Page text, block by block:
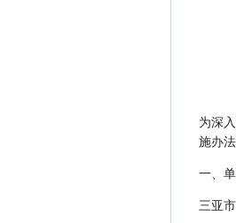
为深
施办
一、
三亚